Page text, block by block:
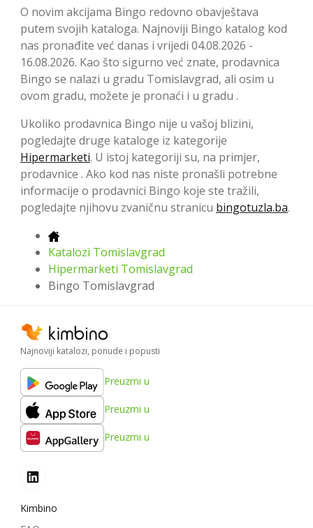
O novim akcijama Bingo redovno obavještava
putem svojih kataloga. Najnoviji Bingo katalog kod
nas pronađite već danas i vrijedi 04.08.2026 -
16.08.2026. Kao što sigurno već znate, prodavnica
Bingo se nalazi u gradu Tomislavgrad, ali osim u
ovom gradu, možete je pronaći i u gradu .
Ukoliko prodavnica Bingo nije u vašoj blizini,
pogledajte druge kataloge iz kategorije
Hipermarketi. U istoj kategoriji su, na primjer,
prodavnice . Ako kod nas niste pronašli potrebne
informacije o prodavnici Bingo koje ste tražili,
pogledajte njihovu zvaničnu stranicu bingotuzla.ba.
Katalozi Tomislavgrad
Hipermarketi Tomislavgrad
Bingo Tomislavgrad
Najnoviji katalozi, ponude i popusti
Preuzmi u
Preuzmi u
Preuzmi u
Kimbino